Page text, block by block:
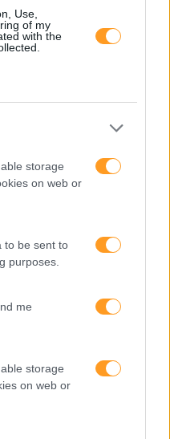
Use,
of my
with the
storage
on web or
to be sent to
purposes.
me
storage
on web or
é
em
tira-nos
IA para
massa”
fala
de